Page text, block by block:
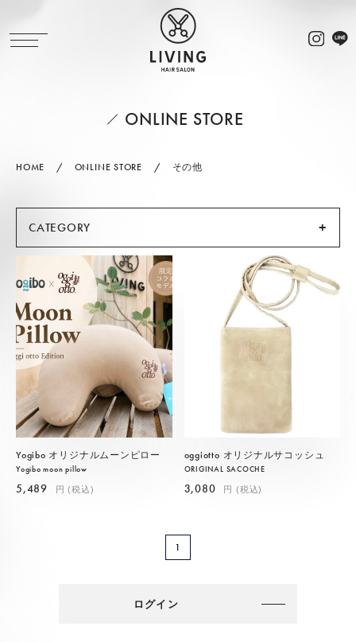
ONLINE STORE
HOME ONLINE STORE その他
CATEGORY
Yogibo オリジナルムーンピロー
Yogibo moon pillow
5,489 円 (税込)
oggiotto オリジナルサコッシュ
ORIGINAL SACOCHE
3,080 円 (税込)
1
ログイン